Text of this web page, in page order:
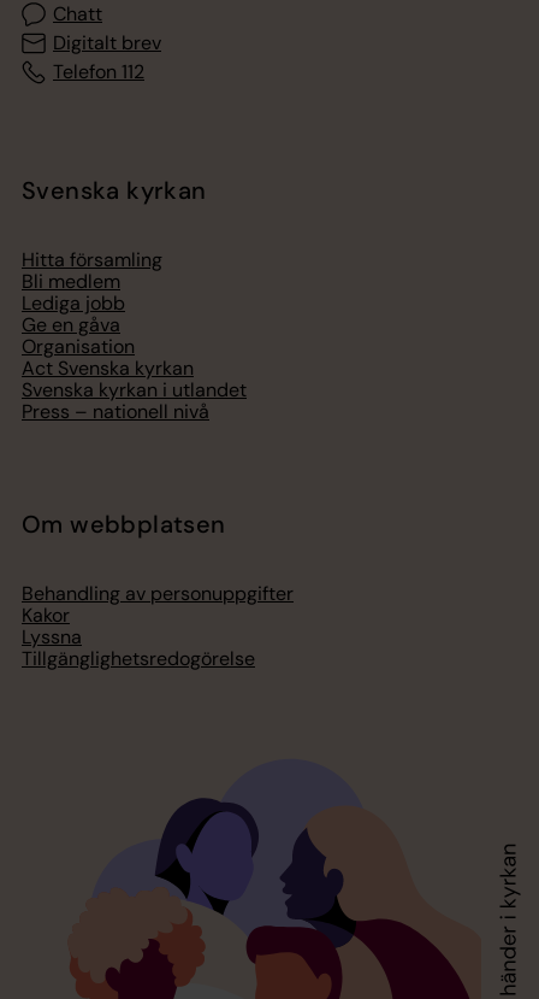
Chatt
Digitalt brev
Telefon 112
Svenska kyrkan
Hitta församling
Bli medlem
Lediga jobb
Ge en gåva
Organisation
Act Svenska kyrkan
Svenska kyrkan i utlandet
Press – nationell nivå
Om webbplatsen
Behandling av personuppgifter
Kakor
Lyssna
Tillgänglighetsredogörelse